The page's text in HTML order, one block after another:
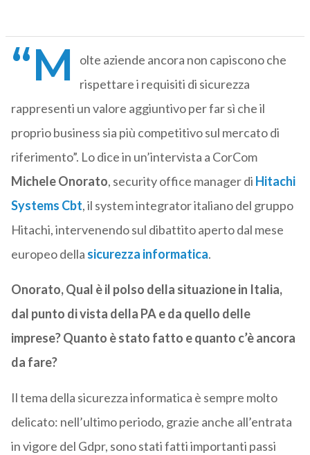
“M
olte aziende ancora non capiscono che
rispettare i requisiti di sicurezza
rappresenti un valore aggiuntivo per far sì che il
proprio business sia più competitivo sul mercato di
riferimento”. Lo dice in un’intervista a CorCom
Michele Onorato, security office manager di Hitachi
Systems Cbt, il system integrator italiano del gruppo
Hitachi, intervenendo sul dibattito aperto dal mese
europeo della sicurezza informatica.
Onorato, Qual è il polso della situazione in Italia,
dal punto di vista della PA e da quello delle
imprese? Quanto è stato fatto e quanto c’è ancora
da fare?
Il tema della sicurezza informatica è sempre molto
delicato: nell’ultimo periodo, grazie anche all’entrata
in vigore del Gdpr, sono stati fatti importanti passi